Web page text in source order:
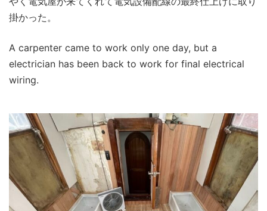
掛かった。
A carpenter came to work only one day, but a
electrician has been back to work for final electrical
wiring.